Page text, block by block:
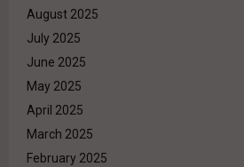
August 2025
July 2025
June 2025
May 2025
April 2025
March 2025
February 2025